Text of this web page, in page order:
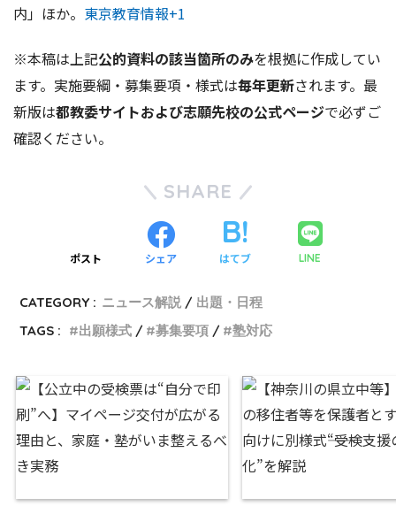
内」ほか。 東京教育情報+1
※本稿は上記公的資料の該当箇所のみを根拠に作成してい
ます。実施要綱・募集要項・様式は毎年更新されます。最
新版は都教委サイトおよび志願先校の公式ページで必ずご
確認ください。
SHARE
ポスト シェア はてブ LINE
CATEGORY : ニュース解説
出題・日程
TAGS :
出願様式 募集要項 塾対応